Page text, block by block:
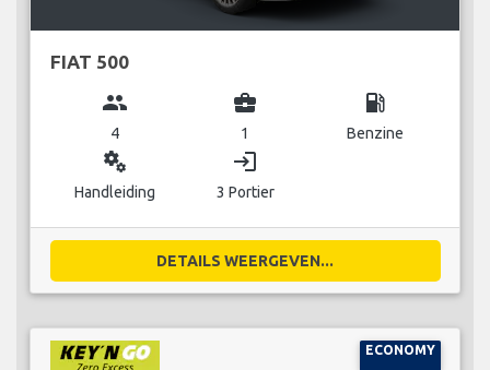
FIAT 500
group
4
business_center
1
local_gas_station
Benzine
miscellaneous_services
Handleiding
login
3 Portier
DETAILS WEERGEVEN...
ECONOMY